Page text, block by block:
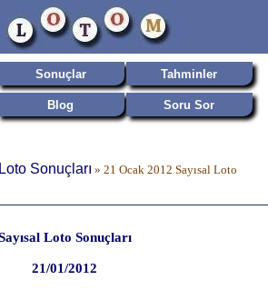
Sonuçlar Tahminler
Blog Soru Sor
Sonuçları » 21 Ocak 2012 Sayısal Loto
Loto Sonuçları
21/01/2012